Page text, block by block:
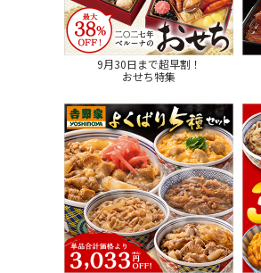
9月30日まで超早割！
おせち特集